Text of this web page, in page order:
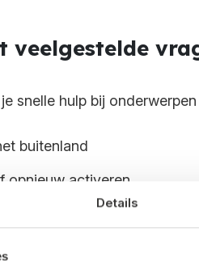
Details
snelle hulp bij onderwerpen
buitenland
opnieuw activeren
Polaris